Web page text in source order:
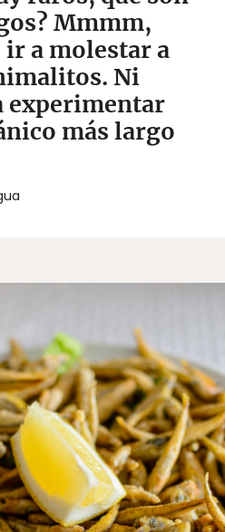
Mmmm,
a molestar a
Ni
experimentar
más largo